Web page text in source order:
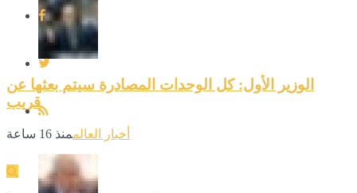
الوزير الأول: كل الوحدات المصادرة سيتم بعثها عن
قريب
أخبار العالممنذ 16 ساعة